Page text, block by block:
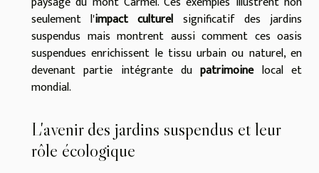
seulement l'impact culturel significatif des jardins
suspendus mais montrent aussi comment ces oasis
suspendues enrichissent le tissu urbain ou naturel, en
devenant partie intégrante dupatrimoinelocal et
mondial.
L'avenir des jardins suspendus et leur
rôle écologique